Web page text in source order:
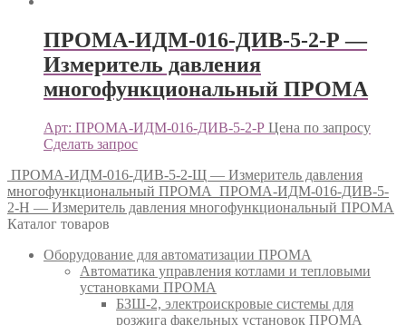
ПРОМА-ИДМ-016-ДИВ-5-2-Р —
Измеритель давления
многофункциональный ПРОМА
Арт: ПРОМА-ИДМ-016-ДИВ-5-2-Р Цена по запросу
Сделать запрос
ПРОМА-ИДМ-016-ДИВ-5-2-Щ — Измеритель давления
многофункциональный ПРОМА ПРОМА-ИДМ-016-ДИВ-5-
2-Н — Измеритель давления многофункциональный ПРОМА
Каталог товаров
Оборудование для автоматизации ПРОМА
Автоматика управления котлами и тепловыми
установками ПРОМА
БЗШ-2, электроискровые системы для
розжига факельных установок ПРОМА